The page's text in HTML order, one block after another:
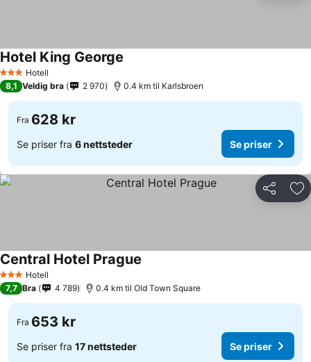
3 StjernerHotell
Hotel King George
8,1 Veldig bra 2 970 0.4 km til Karlsbroen
Fra 628 kr
Se priser fra 6 nettsteder Se priser
Del
3 StjernerHotell
Central Hotel Prague
7,7 Bra 4 789 0.4 km til Old Town Square
Fra 653 kr
Se priser fra 17 nettsteder Se priser